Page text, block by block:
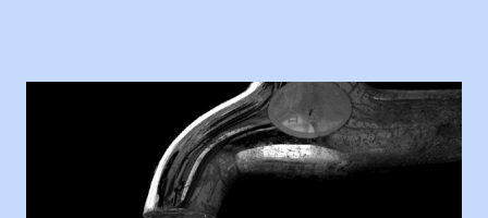
Nesrin’in Hikayesi’ne başlıyorum… 1964 Adana Yüzme
havuzunun kenarında 7 yaşında kara kuru bir kız çocuğu
duruyor. Havuzun içinde Adana Demirspor Kulübü
yüzücüleri. Erkekler çoğunlukta. Küçük kız etrafına bakıyor.